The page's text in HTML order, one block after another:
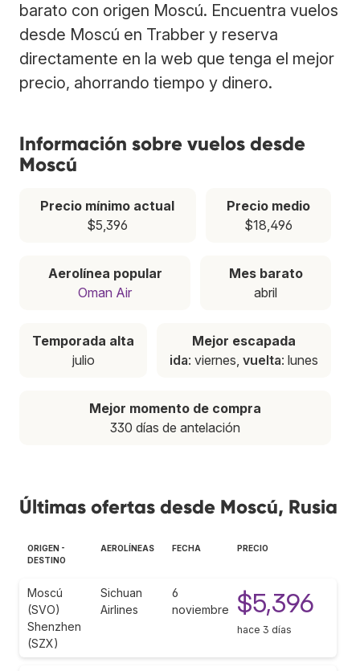
barato con origen Moscú. Encuentra vuelos
desde Moscú en Trabber y reserva
directamente en la web que tenga el mejor
precio, ahorrando tiempo y dinero.
Información sobre vuelos desde
Moscú
Precio mínimo actual
$5,396
Precio medio
$18,496
Aerolínea popular
Oman Air
Mes barato
abril
Temporada alta
julio
Mejor escapada
ida: viernes, vuelta: lunes
Mejor momento de compra
330 días de antelación
Últimas ofertas desde Moscú, Rusia
ORIGEN -
DESTINO
AEROLÍNEAS FECHA PRECIO
Moscú
(SVO)
Shenzhen
(SZX)
Sichuan
Airlines
6
noviembre
$5,396
hace 3 días